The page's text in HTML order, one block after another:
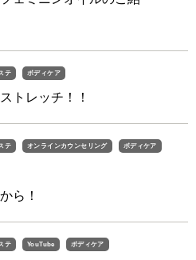
テ ボディケア
トレッチ！！
テ オンラインカウンセリング ボディケア
ら！
テ YouTube ボディケア